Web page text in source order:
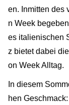
en. Inmitten des
n Week
es italienischen
z bietet dabei
on Week Alltag.
In diesem
hen